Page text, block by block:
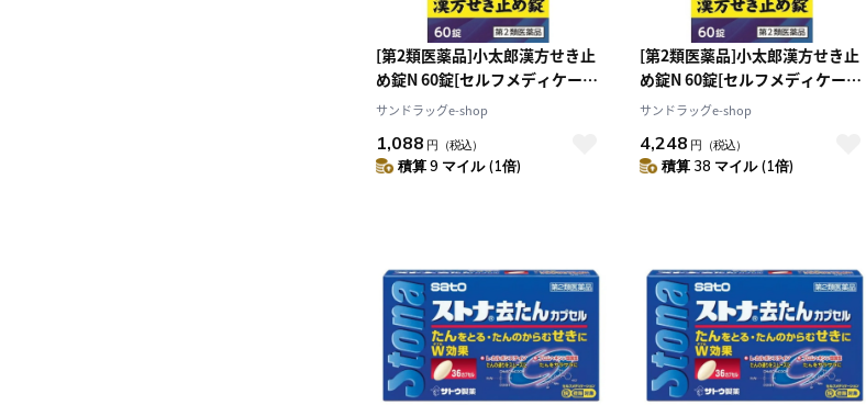
[第2類医薬品]小太郎漢方せき止
め錠N 60錠[セルフメディケーシ
ョン税制対象]
サンドラッグe-shop
1,088 円 （税込）
積算 9 マイル (1倍)
[第2類医薬品]小太郎漢方せき止
め錠N 60錠[セルフメディケーシ
ョン税制対象] [4個セット]
サンドラッグe-shop
4,248 円 （税込）
積算 38 マイル (1倍)